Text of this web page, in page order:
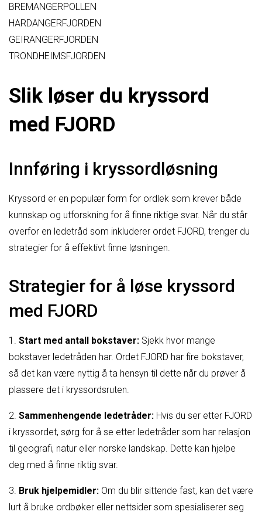
BREMANGERPOLLEN
HARDANGERFJORDEN
GEIRANGERFJORDEN
TRONDHEIMSFJORDEN
Slik løser du kryssord
med FJORD
Innføring i kryssordløsning
Kryssord er en populær form for ordlek som krever både
kunnskap og utforskning for å finne riktige svar. Når du står
overfor en ledetråd som inkluderer ordet FJORD, trenger du
strategier for å effektivt finne løsningen.
Strategier for å løse kryssord
med FJORD
1. Start med antall bokstaver: Sjekk hvor mange
bokstaver ledetråden har. Ordet FJORD har fire bokstaver,
så det kan være nyttig å ta hensyn til dette når du prøver å
plassere det i kryssordsruten.
2. Sammenhengende ledetråder: Hvis du ser etter FJORD
i kryssordet, sørg for å se etter ledetråder som har relasjon
til geografi, natur eller norske landskap. Dette kan hjelpe
deg med å finne riktig svar.
3. Bruk hjelpemidler: Om du blir sittende fast, kan det være
lurt å bruke ordbøker eller nettsider som spesialiserer seg